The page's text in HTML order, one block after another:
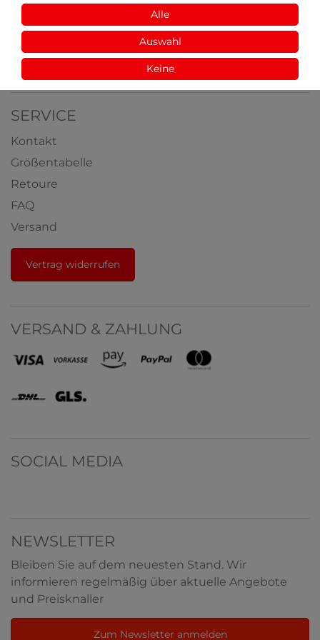
Aus der Natur
SERVICE
Kontakt
Größentabelle
Retoure
FAQ
Versand
Vertrag widerrufen
VERSAND & ZAHLUNG
SOCIAL MEDIA
NEWSLETTER
Bleiben Sie auf dem neuesten Stand. Wir
informieren regelmäßig über aktuelle Angebote
und Preisknaller
Zum Newsletter anmelden
Alle
Auswahl
Keine